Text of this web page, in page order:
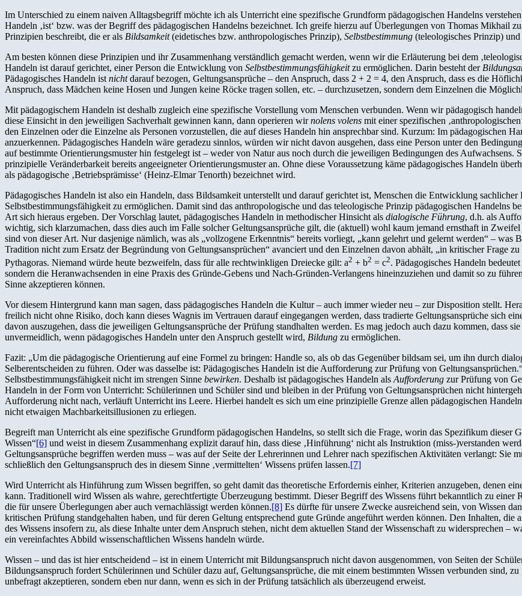
Im Unterschied zu einem naiven Alltagsbegriff möchte ich als Unterricht eine spezifische Grundform pädagogischen Handelns
Handeln ‚ist‘ bzw. was der Begriff des pädagogischen Handelns bezeichnet. Ich greife hierzu auf Überlegungen von Thomas Mikhail
Prinzipien beschreibt, die er als Bildsamkeit(eidetisches bzw. anthropologisches Prinzip), Selbstbestimmung (teleologisches Prinzip) und
Am besten können diese Prinzipien und ihr Zusammenhang verständlich gemacht werden, wenn wir die Erläuterung bei dem
Handeln ist darauf gerichtet, einer Person die Entwicklung von Selbstbestimmungsfähigkeitzu ermöglichen. Darin besteht der
Pädagogisches Handeln ist nichtdarauf bezogen, Geltungsansprüche – den Anspruch, dass 2 + 2 = 4, den Anspruch, dass es die
Anspruch, dass Mädchen keine Hosen und Jungen keine Röcke tragen sollen, etc. – durchzusetzen, sondern dem Einzelnen die
Mit pädagogischem Handeln ist deshalb zugleich eine spezifische Vorstellung vom Menschen verbunden. Wenn wir pädagogisch
diese Einsicht in den jeweiligen Sachverhalt gewinnen kann, dann operieren wirnolens volens mit einer spezifischen
den Einzelnen oder die Einzelne als Personen vorzustellen, die auf dieses Handeln hin ansprechbar sind. Kurzum: Im pädagogischen
anzuerkennen. Pädagogisches Handeln wäre geradezu sinnlos, würden wir nicht davon ausgehen, dass eine Person unter den
auf bestimmte Orientierungsmuster hin festgelegt ist – weder von Natur aus noch durch die jeweiligen Bedingungen des Aufwachsens.
prinzipielle Veränderbarkeit bereits angeeigneter Orientierungsmuster an. Ohne diese Voraussetzung käme pädagogisches Handeln
als pädagogische ‚Betriebsprämisse‘ (Heinz-Elmar Tenorth) bezeichnet wird.
Pädagogisches Handeln ist also ein Handeln, dass Bildsamkeit unterstellt und darauf gerichtet ist, Menschen die Entwicklung
Selbstbestimmungsfähigkeit zu ermöglichen. Damit sind das anthropologische und das teleologische Prinzip pädagogischen Handelns
Art sich hieraus ergeben. Der Vorschlag lautet, pädagogisches Handeln in methodischer Hinsicht als dialogische Führung, d.h. als
wichtig, sich klarzumachen, dass dies auch im Falle solcher Geltungsansprüche gilt, die (aktuell) wohl kaum jemand ernsthaft in
sind von dieser Art. Nur dasjenige nämlich, was als „vollzogene Erkenntnis“ bereits vorliegt, „kann gelehrt und gelernt werden“ – was
Tradition nicht zum Ersatz der Begründung von Geltungsansprüchen“ avanciert und den Einzelnen davon abhält, „in kritischer Frage
Pythagoras. Niemand würde heute bezweifeln, dass für alle rechtwinkligen Dreiecke gilt: a2 + b2 = c2. Pädagogisches Handeln
sondern die Heranwachsenden in eine Praxis des Gründe-Gebens und Nach-Gründen-Verlangens hineinzuziehen und damit so zu
Sinne akzeptieren können.
Vor diesem Hintergrund kann man sagen, dass pädagogisches Handeln die Kultur – auch immer wieder neu – zur Disposition stellt.
freilich nicht ohne Risiko, doch kann dieses Wagnis im Vertrauen darauf eingegangen werden, dass tradierte Geltungsansprüche sich
davon auszugehen, dass die jeweiligen Geltungsansprüche der Prüfung standhalten werden. Es mag jedoch auch dazu kommen, dass
unvermeidlich, wenn pädagogisches Handeln unter den Anspruch gestellt wird, Bildung zu ermöglichen.
Fazit: „Um die pädagogische Orientierung auf eine Formel zu bringen: Handle so, als ob das Gegenüber bildsam sei, um ihn durch
Selberentscheiden zu führen. Oder was dasselbe ist: Pädagogisches Handeln ist die Aufforderung zur Prüfung von
Selbstbestimmungsfähigkeit nicht im strengen Sinne bewirken. Deshalb ist pädagogisches Handeln als Aufforderung zur Prüfung von
Handeln in der Form von Unterricht: Schülerinnen und Schüler sind und bleiben in der Prüfung von Geltungsansprüchen nicht
Aufforderung nicht nach, verläuft Unterricht ins Leere. Hierbei handelt es sich um eine prinzipielle Grenze allen pädagogischen
nicht etwaigen Machbarkeitsillusionen zu erliegen.
Begreift man Unterricht als eine spezifische Grundform pädagogischen Handelns, so stellt sich die Frage, worin das Spezifikum
Wissen“[6] und weist in diesem Zusammenhang explizit darauf hin, dass diese ‚Hinführung‘ nicht als Instruktion (miss-)verstanden
Geltungsansprüche begriffen werden muss – was auf der Seite der Lehrerinnen und Lehrer nach spezifischen Aktivitäten verlangt: Sie
schließlich den Geltungsanspruch des in diesem Sinne ‚vermittelten‘ Wissens prüfen lassen.[7]
Wird Unterricht als Hinführung zum Wissen begriffen, so geht damit das theoretische Erfordernis einher, Kriterien anzugeben, denen
kann. Traditionell wird Wissen als wahre, gerechtfertigte Überzeugung bestimmt. Dieser Begriff des Wissens führt bekanntlich zu einer
die für unsere Überlegungen aber auch vernachlässigt werden können.[8] Es dürfte für unsere Zwecke ausreichend sein, von Wissen
kritischen Prüfung standgehalten haben, und für deren Geltung entsprechend gute Gründe angeführt werden können. Den Inhalten,
des Wissens insofern zu, als diese Inhalte unter dem Anspruch stehen, nicht dem aktuellen Stand der Wissenschaft zu widersprechen
ein vereinfachtes Abbild wissenschaftlichen Wissens handeln würde.
Wissen – und das ist hier entscheidend – ist in einem Unterricht mit Bildungsanspruch nicht davon ausgenommen, von Seiten der
Bildungsanspruch fordert Schülerinnen und Schüler dazu auf, Geltungsansprüche, die mit einem bestimmten Wissen verbunden sind,
unbefragt akzeptieren, sondern eben nur dann, wenn es sich in der Prüfung tatsächlich als überzeugend erweist.